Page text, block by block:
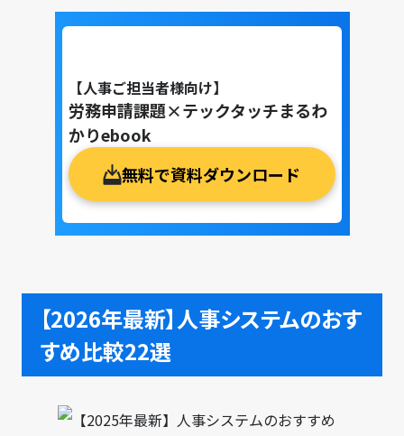
【人事ご担当者様向け】
労務申請課題×テックタッチまるわ
かりebook
無料で資料ダウンロード
【2026年最新】人事システムのおす
すめ比較22選